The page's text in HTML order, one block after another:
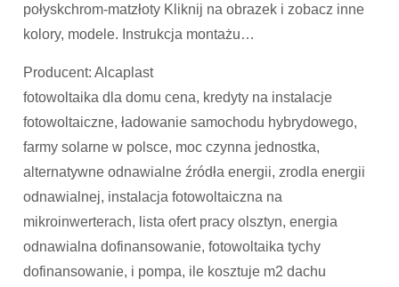
połyskchrom-matzłoty Kliknij na obrazek i zobacz inne
kolory, modele. Instrukcja montażu…
Producent: Alcaplast
fotowoltaika dla domu cena, kredyty na instalacje
fotowoltaiczne, ładowanie samochodu hybrydowego,
farmy solarne w polsce, moc czynna jednostka,
alternatywne odnawialne źródła energii, zrodla energii
odnawialnej, instalacja fotowoltaiczna na
mikroinwerterach, lista ofert pracy olsztyn, energia
odnawialna dofinansowanie, fotowoltaika tychy
dofinansowanie, i pompa, ile kosztuje m2 dachu